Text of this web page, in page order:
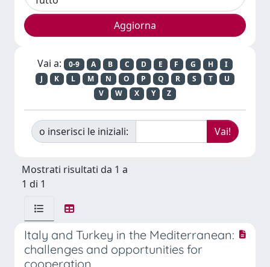
Vai a: 0-9 A B C D E F G H
I
J
K L M N O P Q R S T
U
V
W X Y Z
o inserisci le iniziali:
Mostrati risultati da 1 a
1 di 1
Italy and Turkey in the Mediterranean:
challenges and opportunities for
cooperation